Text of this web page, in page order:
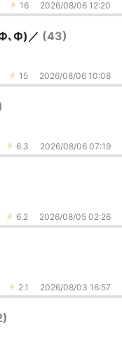
16 2026/08/06 12:20
､Ф)／ (43)
15 2026/08/06 10:08
6.3 2026/08/06 07:19
6.2 2026/08/05 02:26
2.1 2026/08/03 16:57